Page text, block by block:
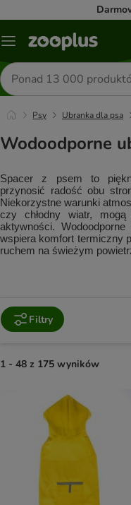
Menu
Szukaj
produktów
Psy Ubranka dla psa
Wodoodporne
Spacer z psem to
przynosić radość obu
Niekorzystne warunki
czy chłodny wiatr,
aktywności.
wspiera komfort termiczny
ruchem na świeżym
Filtry
1 - 48 z 175 wyników